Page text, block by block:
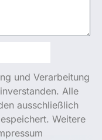
und Verarbeitung
Alle
ausschließlich
Weitere